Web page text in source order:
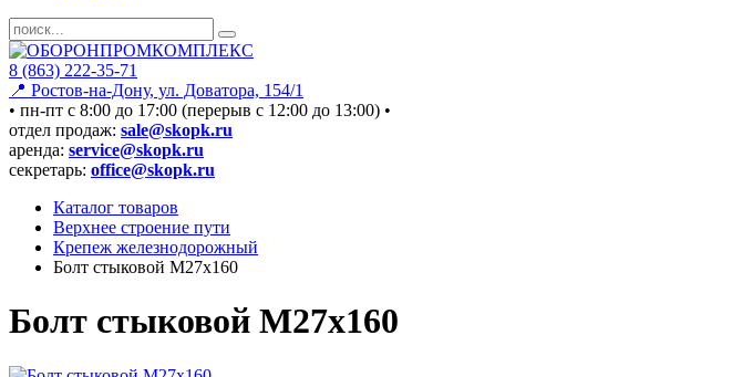
8 (863) 222-35-71
📍 Ростов-на-Дону, ул. Доватора, 154/1
• пн-пт c 8:00 до 17:00 (перерыв с 12:00 до 13:00) •
отдел продаж: sale@skopk.ru
аренда: service@skopk.ru
секретарь: office@skopk.ru
Каталог товаров
Верхнее строение пути
Крепеж железнодорожный
Болт стыковой М27х160
Болт стыковой М27х160